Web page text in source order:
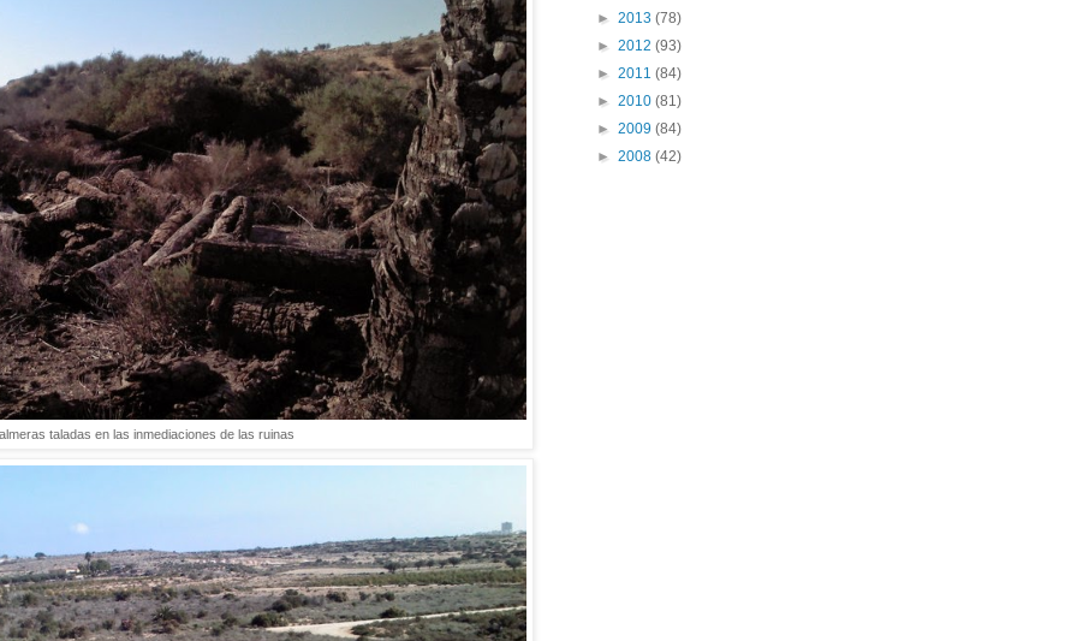
taladas en las inmediaciones de las ruinas
► 2013 (78)
► 2012 (93)
► 2011 (84)
► 2010 (81)
► 2009 (84)
► 2008 (42)